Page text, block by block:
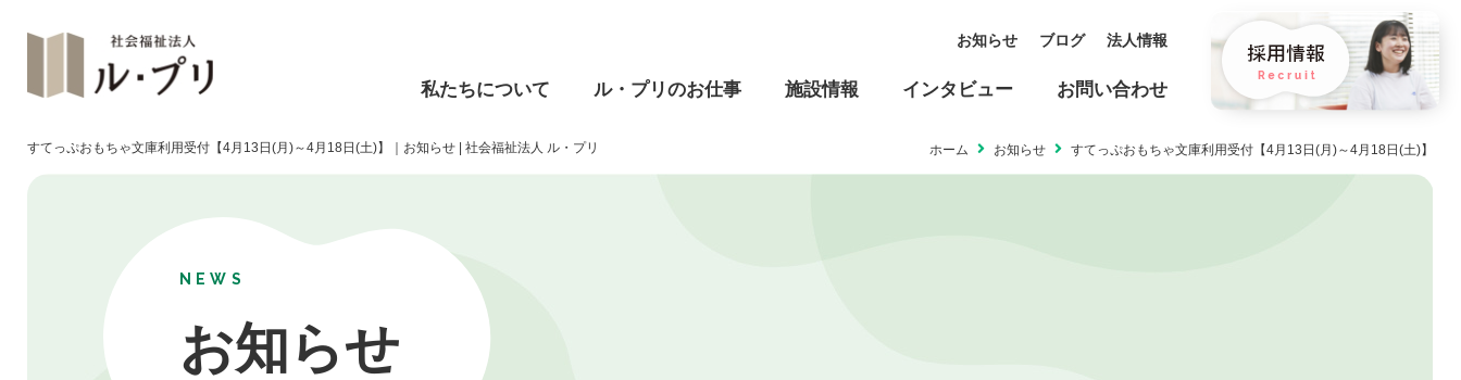
お知らせ ブログ 法人情報
私たちについて ル・プリのお仕事 施設情報 インタビュー お問い合わせ
すてっぷおもちゃ文庫利用受付【4月13日(月)～4月18日(土)】｜お知らせ | 社会福祉法人 ル・プリ
NEWS
お知らせ
ホーム お知らせ すてっぷおもちゃ文庫利用受付【4月13日(月)～4月18日(土)】